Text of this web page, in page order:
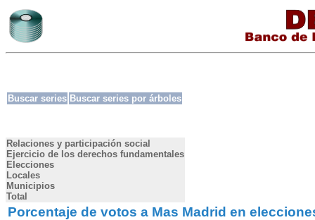
Buscar series Buscar series por árboles
Relaciones y participación social
Ejercicio de los derechos fundamentales
Elecciones
Locales
Municipios
Total
Porcentaje de votos a Mas Madrid en